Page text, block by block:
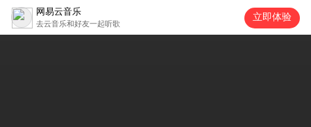
网易云音乐
去云音乐和好友一起听歌
立即体验